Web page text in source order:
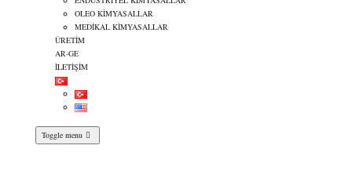
OLEO KİMYASALLAR
MEDİKAL KİMYASALLAR
ÜRETİM
AR-GE
İLETİŞİM
Toggle menu